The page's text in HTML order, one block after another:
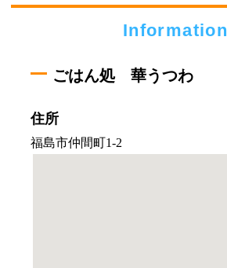
Information
ごはん処 華うつわ
住所